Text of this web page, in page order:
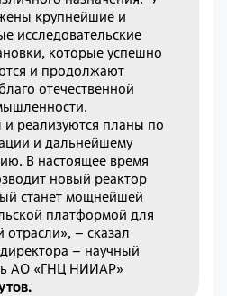
крупнейшие и
исследовательские
которые успешно
и продолжают
отечественной
и реализуются планы по
и дальнейшему
В настоящее время
новый реактор
станет мощнейшей
платформой для
отрасли», – сказал
– научный
АО «ГНЦ НИИАР»